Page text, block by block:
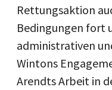
Rettungsaktion
Bedingungen fort
administrativen
Wintons
Arendts Arbeit in